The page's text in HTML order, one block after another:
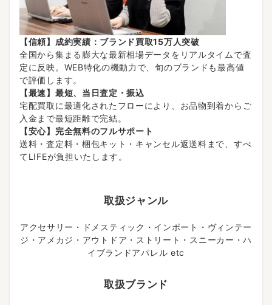
【信頼】成約実績：ブランド買取15万人突破
全国から集まる膨大な最新相場データをリアルタイムで査
定に反映。WEB特化の機動力で、旬のブランドも最高値
で評価します。
【最速】最短、当日査定・振込
宅配買取に最適化されたフローにより、お品物到着からご
入金まで最短距離で完結。
【安心】完全無料のフルサポート
送料・査定料・梱包キット・キャンセル返送料まで、すべ
てLIFEが負担いたします。
取扱ジャンル
アクセサリー・ドメスティック・インポート・ヴィンテー
ジ・アメカジ・アウトドア・ストリート・スニーカー・ハ
イブランドアパレル etc
取扱ブランド